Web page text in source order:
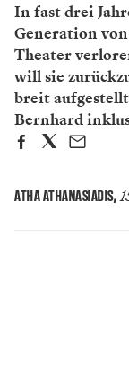
In fast drei
Generation
Theater
will sie
breit
Bernhard
ATHA ATHANASIADIS,